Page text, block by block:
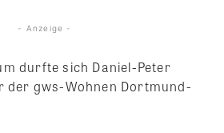
- Anzeige -
durfte sich Daniel-Peter
der gws-Wohnen Dortmund-